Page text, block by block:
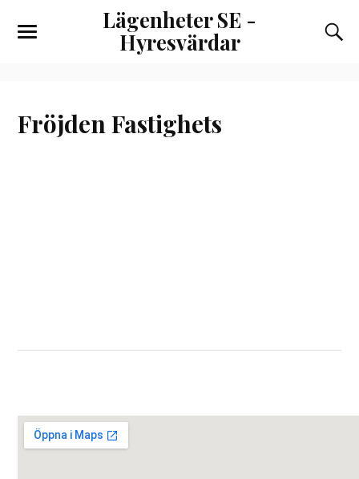
Lägenheter SE -
Hyresvärdar
Fröjden Fastighets